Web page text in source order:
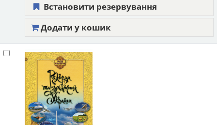
Встановити резервування
Додати у кошик